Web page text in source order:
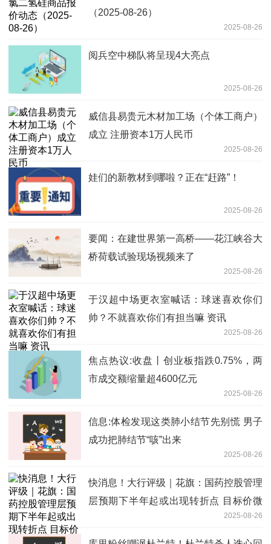
（2025-08-26）
2025-08-26
阅兵空中梯队将呈现4大亮点
2025-08-26
威信县易贵元木材加工场（个体工商户）
成立 注册资本1万人民币
2025-08-26
娃们的新教材到哪啦？正在“赶路”！
2025-08-26
要闻：在建世界第一高桥——花江峡谷大
桥荷载试验现场视频来了
2025-08-26
于汉超中场更衣室喊话：球迷喜欢你们
帅？不就喜欢你们有担当嘛 资讯
2025-08-26
焦点热议:收盘丨创业板指跌0.75%，两
市成交额缩量超4600亿元
2025-08-26
信息:体检发现这类肺小结节先别慌 男子
成功把肺结节“咳”出来
2025-08-26
快消息！大行评级｜花旗：国药控股管理
层预期下半年起或出现转折点 目标价微
2025-08-26